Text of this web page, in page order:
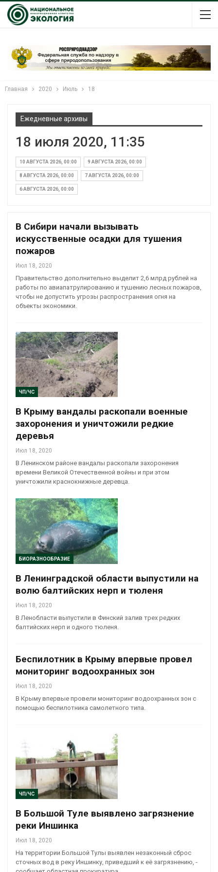
Главная 2020 Июль 18
Ежедневные архивы
18 июля 2020, 11:35
10 АВГУСТА 2026, 00:00 9 АВГУСТА 2026, 00:00
8 АВГУСТА 2026, 00:00 7 АВГУСТА 2026, 00:00
6 АВГУСТА 2026, 00:00
В Сибири начали вызывать
искусственные осадки для тушения
пожаров
Июл 18, 2020
Правительство дополнительно выделит 2,6 млрд рублей на
работы по авиапатрулированию и тушению лесных пожаров,
чтобы не допустить угрозы распространения огня на
объекты экономики.
ЧП/ЧС
В Крыму вандалы раскопали военные
захоронения и уничтожили редкие
деревья
Июл 18, 2020
В Ленинском районе вандалы раскопали захоронения
времени Великой Отечественной войны и при этом
уничтожили краснокнижные деревца.
БИОРАЗНООБРАЗИЕ
В Ленинградской области выпустили на
волю балтийских нерп и тюленя
Июл 18, 2020
В Ленобласти выпустили в Финский залив трех редких
балтийских нерп и одного тюленя.
Беспилотник в Крыму впервые провел
мониторинг водоохранных зон
Июл 18, 2020
В Крыму впервые провели мониторинг водоохранных зон с
помощью беспилотника самолетного типа.
ЧП/ЧС
В Большой Туле выявлено загрязнение
реки Иншинка
Июл 18, 2020
На территории Большой Тулы выявлен незаконный сброс
сточных вод в реку Иншинку, приведший к её загрязнению, -